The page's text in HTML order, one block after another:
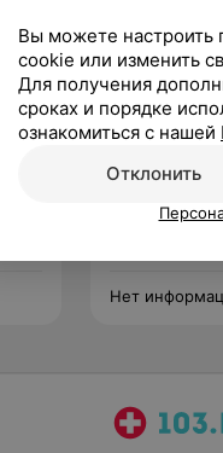
Стаж 33 года
Акушер-
Нет
Вы можете настроить
cookie или изменить
Для получения
сроках и порядке
ознакомиться с нашей
Отклонить